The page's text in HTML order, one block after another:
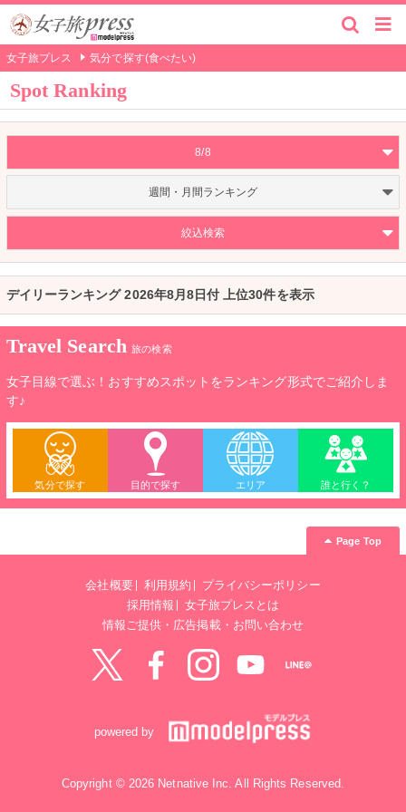
女子旅プレス 気分で探す(食べたい)
Spot Ranking
8/8
週間・月間ランキング
絞込検索
デイリーランキング 2026年8月8日付 上位30件を表示
Travel Search 旅の検索
女子目線で選ぶ！おすすめスポットをランキング形式でご紹介しま
す♪
気分で探す 目的で探す エリア 誰と行く？
Page Top
会社概要 利用規約
プライバシーポリシー
採用情報
女子旅プレスとは
情報ご提供・広告掲載・お問い合わせ
powered by
Copyright © 2026 Netnative Inc. All Rights Reserved.